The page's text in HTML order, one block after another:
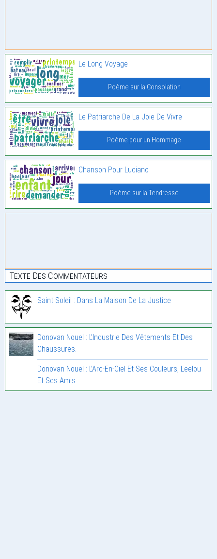
Le Long Voyage
Poème sur la Consolation
Le Patriarche De La Joie De Vivre
Poème pour un Hommage
Chanson Pour Luciano
Poème sur la Tendresse
Texte Des Commentateurs
Saint Soleil : Dans La Maison De La Justice
Donovan Nouel : L’Industrie Des Vêtements Et Des
Chaussures.
Donovan Nouel : L’Arc-En-Ciel Et Ses Couleurs, Leelou
Et Ses Amis